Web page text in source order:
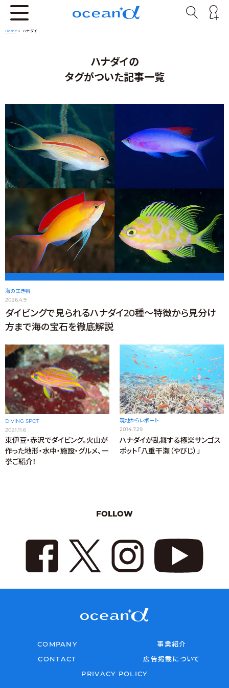
Home > ハナダイ
ハナダイの
タグがついた記事一覧
海の生き物
2026.4.9
ダイビングで見られるハナダイ20種～特徴から見分け
方まで海の宝石を徹底解説
DIVING SPOT
2021.11.6
東伊豆・赤沢でダイビング。火山が
作った地形・水中・施設・グルメ、一
挙ご紹介！
現地からレポート
2014.7.29
ハナダイが乱舞する極楽サンゴス
ポット「八重干瀬（やびじ）」
FOLLOW
COMPANY
事業紹介
CONTACT
広告掲載について
PRIVACY POLICY